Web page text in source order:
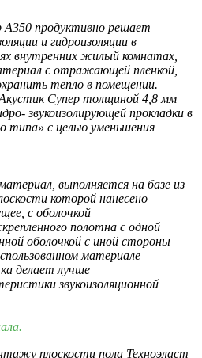
А350 продуктивно решает
и гидроизоляции в
внутренних жилый комнатах,
с отражающей пленкой,
тепло в помещении.
Акустик Супер толщиной 4,8 мм
звукоизолирующей прокладки в
типа» с целью уменьшения
выполняется на базе из
которой нанесено
с оболочкой
полотна с одной
оболочкой с иной стороны
материале
делает лучше
звукоизоляционной
плоскости пола Техноэласт